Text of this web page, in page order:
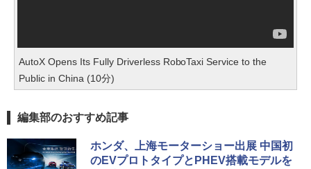
AutoX Opens Its Fully Driverless RoboTaxi Service to the
Public in China (10分)
編集部のおすすめ記事
ホンダ、上海モーターショー出展 中国初
のEVプロトタイプとPHEV搭載モデルを